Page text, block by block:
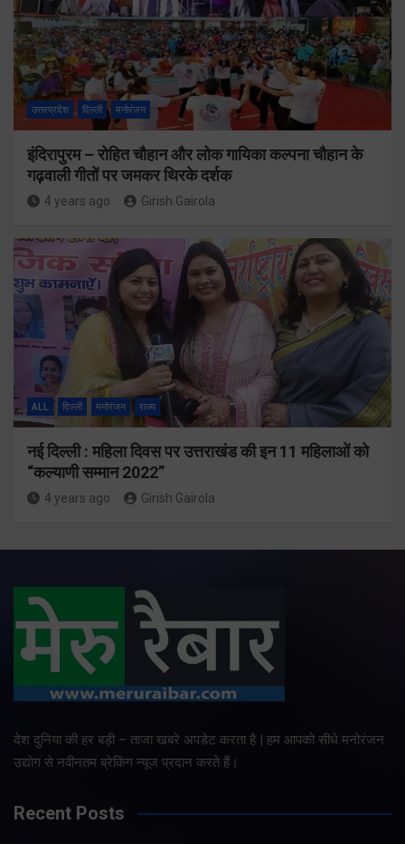
उत्तरप्रदेश दिल्ली मनोरंजन
इंदिरापुरम – रोहित चौहान और लोक गायिका कल्पना चौहान के
गढ़वाली गीतों पर जमकर थिरके दर्शक
4 years ago Girish Gairola
ALL दिल्ली मनोरंजन राज्य
नई दिल्ली : महिला दिवस पर उत्तराखंड की इन 11 महिलाओं को
“कल्याणी सम्मान 2022”
4 years ago Girish Gairola
देश दुनिया की हर बड़ी – ताजा खबरे अपडेट करता है | हम आपको सीधे मनोरंजन
उद्योग से नवीनतम ब्रेकिंग न्यूज प्रदान करते हैं।
Recent Posts